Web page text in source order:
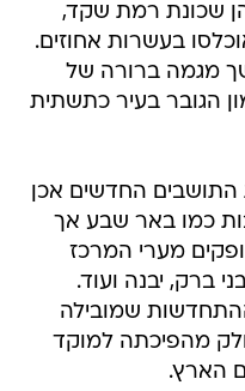
שכונת רמת שקד,
בעשרות אחוזים.
מגמה ברורה של
הגובר בעיר כתשתית
התושבים החדשים אכן
כמו באר שבע אך
מערי המרכז
ברק, יבנה ועוד.
שמובילה
מהפיכתה למוקד
הארץ.